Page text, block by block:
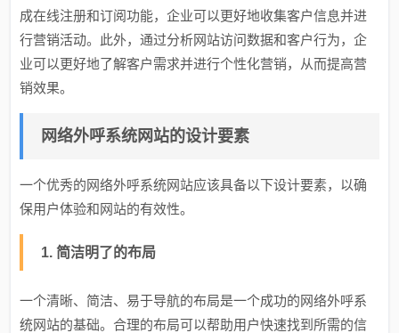
成在线注册和订阅功能，企业可以更好地收集客户信息并进
行营销活动。此外，通过分析网站访问数据和客户行为，企
业可以更好地了解客户需求并进行个性化营销，从而提高营
销效果。
网络外呼系统网站的设计要素
一个优秀的网络外呼系统网站应该具备以下设计要素，以确
保用户体验和网站的有效性。
1. 简洁明了的布局
一个清晰、简洁、易于导航的布局是一个成功的网络外呼系
统网站的基础。合理的布局可以帮助用户快速找到所需的信